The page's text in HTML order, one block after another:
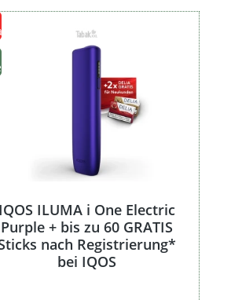
IQOS ILUMA i One Electric
Purple + bis zu 60 GRATIS
nach Registrierung*
bei IQOS